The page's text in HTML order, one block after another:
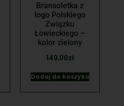
Bransoletka z
logo Polskiego
Związku
Łowieckiego –
kolor zielony
149,00zł
Dodaj do koszyka